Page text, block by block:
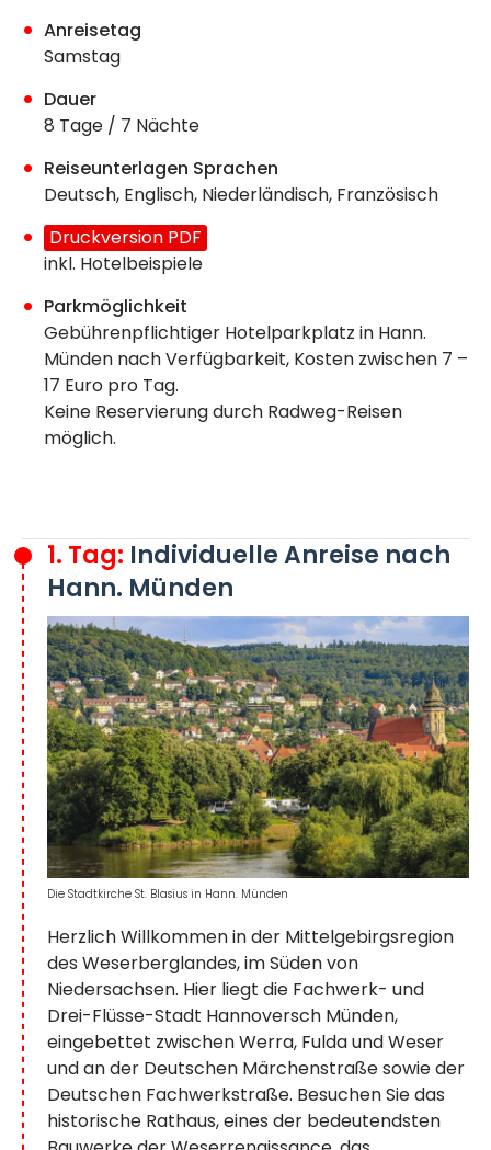
Anreisetag
Samstag
Dauer
8 Tage / 7 Nächte
Reiseunterlagen Sprachen
Deutsch, Englisch, Niederländisch, Französisch
Druckversion PDF
inkl. Hotelbeispiele
Parkmöglichkeit
Gebührenpflichtiger Hotelparkplatz in Hann.
Münden nach Verfügbarkeit, Kosten zwischen 7 –
17 Euro pro Tag.
Keine Reservierung durch Radweg-Reisen
möglich.
1. Tag: Individuelle Anreise nach
Hann. Münden
Herzlich Willkommen in der Mittelgebirgsregion
des Weserberglandes, im Süden von
Niedersachsen. Hier liegt die Fachwerk- und
Drei-Flüsse-Stadt Hannoversch Münden,
eingebettet zwischen Werra, Fulda und Weser
und an der Deutschen Märchenstraße sowie der
Deutschen Fachwerkstraße. Besuchen Sie das
historische Rathaus, eines der bedeutendsten
Die Stadtkirche St. Blasius in Hann. Münden